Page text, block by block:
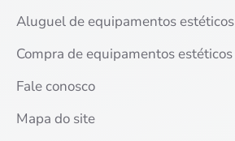
Aluguel de equipamentos estéticos
Compra de equipamentos estéticos
Fale conosco
Mapa do site